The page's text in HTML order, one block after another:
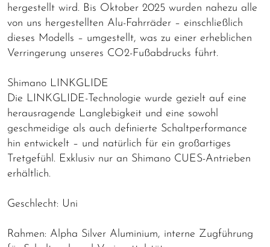
hergestellt wird. Bis Oktober 2025 wurden nahezu alle
von uns hergestellten Alu-Fahrräder – einschließlich
dieses Modells – umgestellt, was zu einer erheblichen
Verringerung unseres CO2-Fußabdrucks führt.
Shimano LINKGLIDE
Die LINKGLIDE-Technologie wurde gezielt auf eine
herausragende Langlebigkeit und eine sowohl
geschmeidige als auch definierte Schaltperformance
hin entwickelt – und natürlich für ein großartiges
Tretgefühl. Exklusiv nur an Shimano CUES-Antrieben
erhältlich.
Geschlecht: Uni
Rahmen: Alpha Silver Aluminium, interne Zugführung